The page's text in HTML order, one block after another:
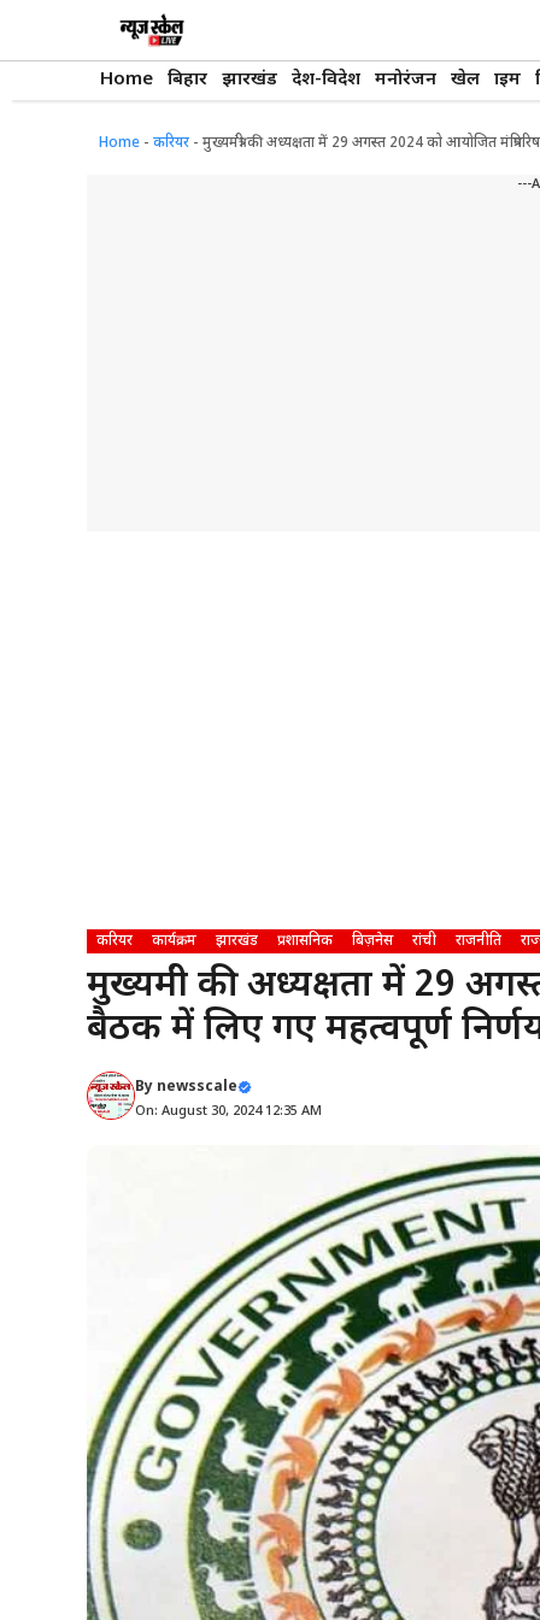
Home बिहार झारखंड देश-विदेश मनोरंजन खेल क्राइम
Home - करियर - मुख्यमंत्री की अध्यक्षता में 29 अगस्त 2024 को आयोजित
---
करियर कार्यक्रम झारखंड प्रशासनिक बिज़नेस रांची राजनीति
मुख्यमंत्री की अध्यक्षता में 29
बैठक में लिए गए महत्वपूर्ण
By newsscale
On: August 30, 2024 12:35 AM